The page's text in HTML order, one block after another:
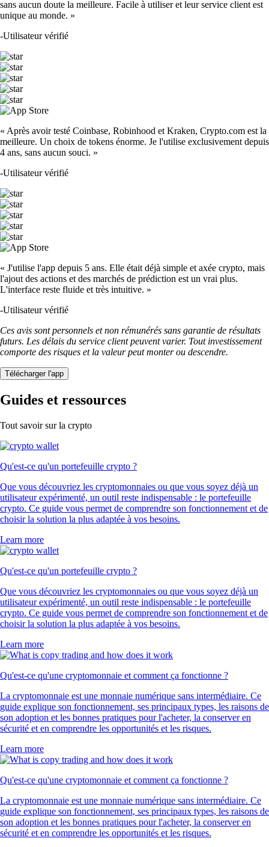
sans aucun doute la meilleure. Facile à utiliser et leur service client est
unique au monde. »
-Utilisateur vérifié
« Après avoir testé Coinbase, Robinhood et Kraken, Crypto.com est la
meilleure. Un choix de tokens énorme. Je l'utilise exclusivement depuis
4 ans, sans aucun souci. »
-Utilisateur vérifié
« J'utilise l'app depuis 5 ans. Elle était déjà simple et axée crypto, mais
l'ajout des actions et des marchés de prédiction est un vrai plus.
L'interface reste fluide et très intuitive. »
-Utilisateur vérifié
Ces avis sont personnels et non rémunérés sans garantie de résultats
futurs. Les délais du service client peuvent varier. Tout investissement
comporte des risques et la valeur peut monter ou descendre.
Télécharger l'app
Guides et ressources
Tout savoir sur la crypto
Qu'est-ce qu'un portefeuille crypto ?
Que vous découvriez les cryptomonnaies ou que vous soyez déjà un
utilisateur expérimenté, un outil reste indispensable : le portefeuille
crypto. Ce guide vous permet de comprendre son fonctionnement et de
choisir la solution la plus adaptée à vos besoins.
Learn more
Qu'est-ce qu'un portefeuille crypto ?
Que vous découvriez les cryptomonnaies ou que vous soyez déjà un
utilisateur expérimenté, un outil reste indispensable : le portefeuille
crypto. Ce guide vous permet de comprendre son fonctionnement et de
choisir la solution la plus adaptée à vos besoins.
Learn more
Qu'est-ce qu'une cryptomonnaie et comment ça fonctionne ?
La cryptomonnaie est une monnaie numérique sans intermédiaire. Ce
guide explique son fonctionnement, ses principaux types, les raisons de
son adoption et les bonnes pratiques pour l'acheter, la conserver en
sécurité et en comprendre les opportunités et les risques.
Learn more
Qu'est-ce qu'une cryptomonnaie et comment ça fonctionne ?
La cryptomonnaie est une monnaie numérique sans intermédiaire. Ce
guide explique son fonctionnement, ses principaux types, les raisons de
son adoption et les bonnes pratiques pour l'acheter, la conserver en
sécurité et en comprendre les opportunités et les risques.